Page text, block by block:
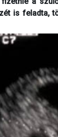
is feladta,